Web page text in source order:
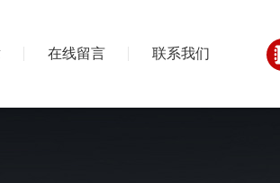
在线留言 联系我们